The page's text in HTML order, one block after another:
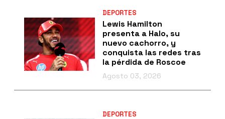
DEPORTES
Lewis Hamilton
presenta a Halo, su
nuevo cachorro, y
conquista las redes tras
la pérdida de Roscoe
Agosto 03, 2026
DEPORTES